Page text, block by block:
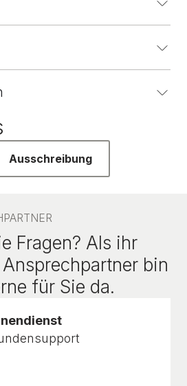
Ausschreibung
Fragen? Als ihr
bin
für Sie da.